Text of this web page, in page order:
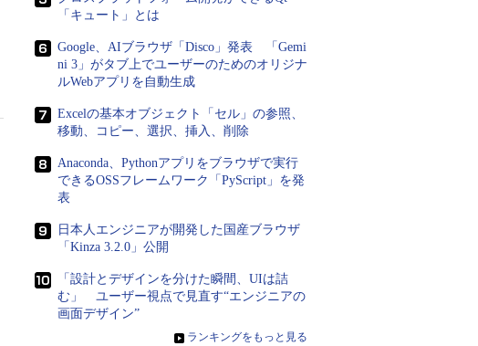
「キュート」とは
Google、AIブラウザ「Disco」発表 「Gemi
ni 3」がタブ上でユーザーのためのオリジナ
ルWebアプリを自動生成
Excelの基本オブジェクト「セル」の参照、
移動、コピー、選択、挿入、削除
Anaconda、Pythonアプリをブラウザで実行
できるOSSフレームワーク「PyScript」を発
表
日本人エンジニアが開発した国産ブラウザ
「Kinza 3.2.0」公開
「設計とデザインを分けた瞬間、UIは詰
む」 ユーザー視点で見直す“エンジニアの
画面デザイン”
» ランキングをもっと見る